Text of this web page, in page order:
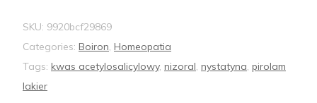
SKU: 9920bcf29869
Categories: Boiron, Homeopatia
Tags: kwas acetylosalicylowy, nizoral, nystatyna, pirolam
lakier